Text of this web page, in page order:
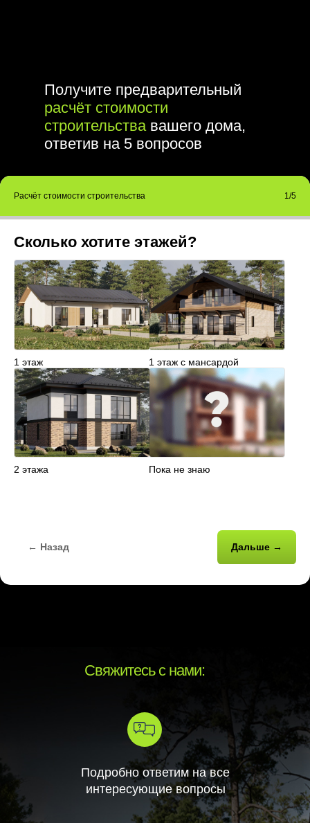
Получите предварительный
расчёт стоимости
строительствавашего дома,
ответив на 5 вопросов
Расчёт стоимости строительства 1/5
Сколько хотите этажей?
1 этаж 1 этаж с мансардой
2 этажа Пока не знаю
← Назад Дальше →
Свяжитесь с нами:
Подробно ответим на все
интересующие вопросы